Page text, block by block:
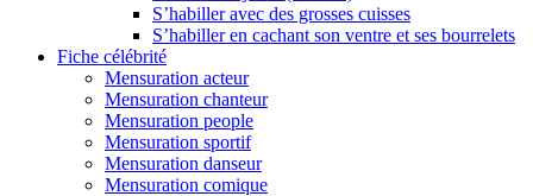
S’habiller avec des grosses cuisses
S’habiller en cachant son ventre et ses bourrelets
Fiche célébrité
Mensuration acteur
Mensuration chanteur
Mensuration people
Mensuration sportif
Mensuration danseur
Mensuration comique